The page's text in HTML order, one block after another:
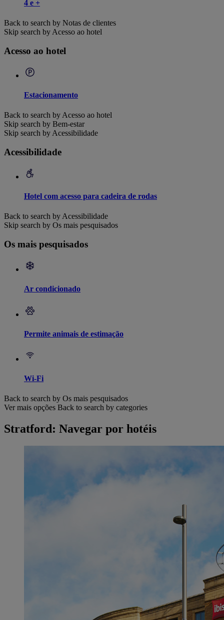
4 e +
Back to search by Notas de clientes
Skip search by Acesso ao hotel
Acesso ao hotel
Estacionamento
Back to search by Acesso ao hotel
Skip search by Bem-estar
Skip search by Acessibilidade
Acessibilidade
Hotel com acesso para cadeira de rodas
Back to search by Acessibilidade
Skip search by Os mais pesquisados
Os mais pesquisados
Ar condicionado
Permite animais de estimação
Wi-Fi
Back to search by Os mais pesquisados
Ver mais opções Back to search by categories
Stratford: Navegar por hotéis